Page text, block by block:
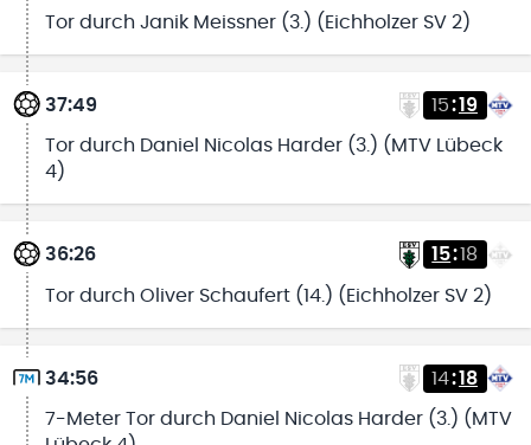
Tor durch Janik Meissner (3.) (Eichholzer SV 2)
37:49 15:19
Tor durch Daniel Nicolas Harder (3.) (MTV Lübeck
4)
36:26 15:18
Tor durch Oliver Schaufert (14.) (Eichholzer SV 2)
34:56 14:18
7-Meter Tor durch Daniel Nicolas Harder (3.) (MTV